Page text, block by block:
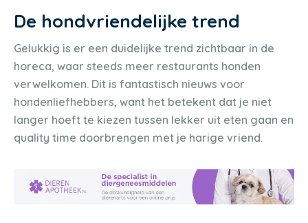
De hondvriendelijke trend
Gelukkig is er een duidelijke trend zichtbaar in de
horeca, waar steeds meer restaurants honden
verwelkomen. Dit is fantastisch nieuws voor
hondenliefhebbers, want het betekent dat je niet
langer hoeft te kiezen tussen lekker uit eten gaan en
quality time doorbrengen met je harige vriend.